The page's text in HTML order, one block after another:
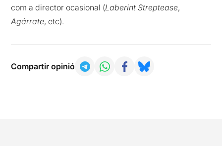
com a director ocasional (Laberint Streptease,
Agárrate, etc).
Compartir opinió